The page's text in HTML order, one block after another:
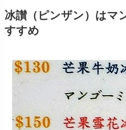
冰讃（ピンザン）はマ
すすめ